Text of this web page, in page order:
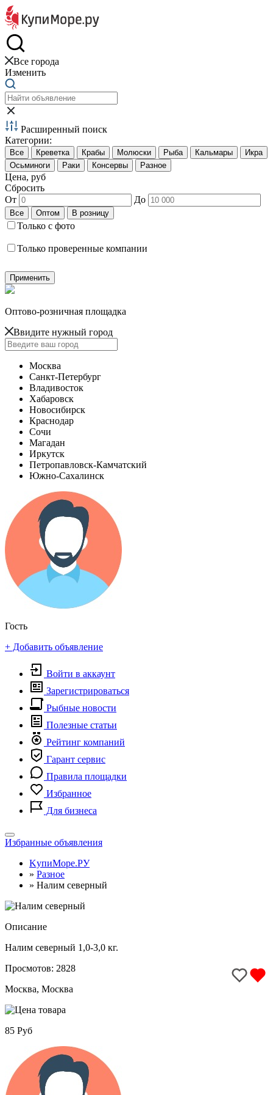
Все города
Изменить
Расширенный поиск
Категории:
Цена, руб
Сбросить
От
До
Только с фото
Только проверенные компании
Оптово-розничная площадка
Ввидите нужный город
Москва
Санкт-Петербург
Владивосток
Хабаровск
Новосибирск
Краснодар
Сочи
Магадан
Иркутск
Петропавловск-Камчатский
Южно-Сахалинск
Гость
+ Добавить объявление
Войти в аккаунт
Зарегистрироваться
Рыбные новости
Полезные статьи
Рейтинг компаний
Гарант сервис
Правила площадки
Избранное
Для бизнеса
Toggle
navigation
Избранные объявления
KупиМоре.РУ
» Разное
» Налим северный
Описание
Налим северный 1,0-3,0 кг.
Просмотов: 2828
Москва, Москва
85 Руб